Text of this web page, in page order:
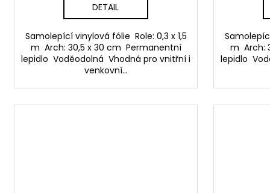
DETAIL
Samolepící vinylová fólie Role: 0,3 x 1,5
m Arch: 30,5 x 30 cm Permanentní
lepidlo Voděodolná Vhodná pro vnitřní i
venkovní...
m Arch:
lepidlo